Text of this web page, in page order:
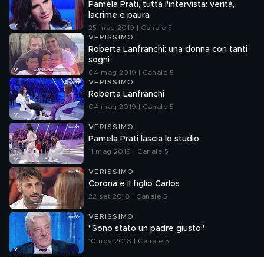
Pamela Prati, tutta l'intervista: verità,
lacrime e paura
25 mag 2019 | Canale 5
VERISSIMO
Roberta Lanfranchi: una donna con tanti
sogni
04 mag 2019 | Canale 5
VERISSIMO
Roberta Lanfranchi
04 mag 2019 | Canale 5
VERISSIMO
Pamela Prati lascia lo studio
11 mag 2019 | Canale 5
VERISSIMO
Corona e il figlio Carlos
22 set 2018 | Canale 5
VERISSIMO
"Sono stato un padre giusto"
10 nov 2018 | Canale 5